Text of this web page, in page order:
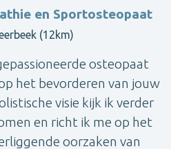
en Sportosteopaat
(12km)
osteopaat
het bevorderen van jouw
visie kijk ik verder
en richt ik me op het
oorzaken van